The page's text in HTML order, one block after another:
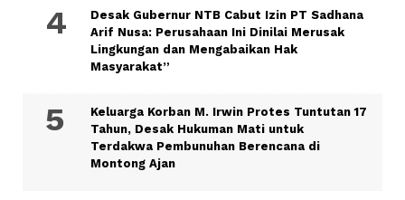
Desak Gubernur NTB Cabut Izin PT Sadhana
Arif Nusa: Perusahaan Ini Dinilai Merusak
Lingkungan dan Mengabaikan Hak
Masyarakat”
Keluarga Korban M. Irwin Protes Tuntutan 17
Tahun, Desak Hukuman Mati untuk
Terdakwa Pembunuhan Berencana di
Montong Ajan